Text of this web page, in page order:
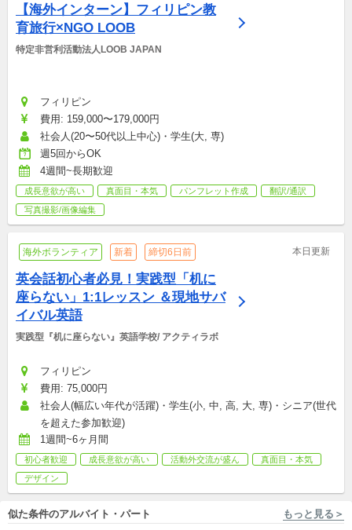
【海外インターン】フィリピン教
育旅行×NGO LOOB
特定非営利活動法人LOOB JAPAN
フィリピン
費用: 159,000〜179,000円
社会人(20〜50代以上中心)・学生(大, 専)
週5回からOK
4週間~長期歓迎
成長意欲が高い 真面目・本気 パンフレット作成
翻訳/通訳
写真撮影/画像編集
海外ボランティア 新着 締切6日前 本日更新
英会話初心者必見！実践型「机に
座らない」1:1レッスン ＆現地サバ
イバル英語
実践型『机に座らない』英語学校/ アクティラボ
フィリピン
費用: 75,000円
社会人(幅広い年代が活躍)・学生(小, 中, 高, 大, 専)・シニア(世代
を超えた参加歓迎)
1週間~6ヶ月間
初心者歓迎 成長意欲が高い 活動外交流が盛ん
真面目・本気
デザイン
似た条件のアルバイト・パート もっと見る＞